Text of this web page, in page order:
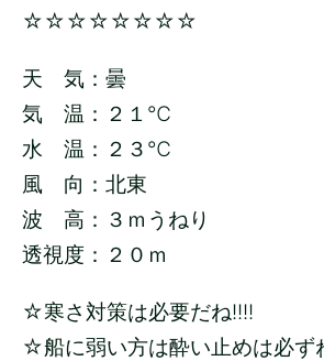
☆☆☆☆☆☆☆☆
天 気：曇
気 温：２１ ℃
水 温：２３ ℃
風 向：北東
波 高：３ｍうねり
透視度：２０ｍ
☆寒さ対策は必要だね!!!!
☆船に弱い方は酔い止めは必ず